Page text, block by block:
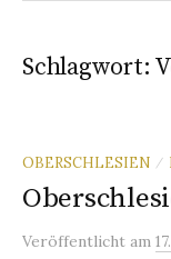
Schlagwort:
OBERSCHLESIEN /
Veröffentlicht am